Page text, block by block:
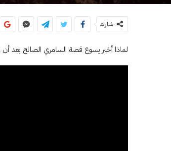
شارك
لماذا أخبر يسوع قصة السامري الصالح بعد